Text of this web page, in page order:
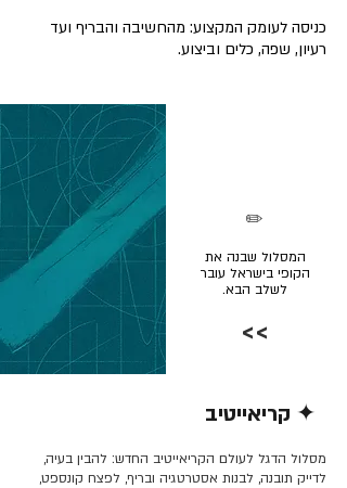
כניסה לעומק המקצוע: מהחשיבה והבריף ועד
רעיון, שפה, כלים וביצוע.
המסלול שבנה את
הקופי בישראל עובר
לשלב הבא.
✏️
>>
✦ קריאייטיב
מסלול הדגל לעולם הקריאייטיב החדש: להבין בעיה,
לדייק תובנה, לבנות אסטרטגיה ובריף, לפצח קונספט,